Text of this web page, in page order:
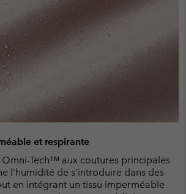
et respirante
Tech™ aux coutures principales
l'humidité de s'introduire dans des
en intégrant un tissu imperméable